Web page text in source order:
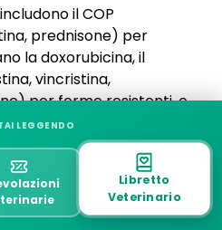
includono il COP
prednisone) per
la doxorubicina, il
vincristina,
per forme resistenti, e
il CHOP-LAsp per linfomi
del protocollo dipende
clinico, condizioni generali
economiche del
LEGGENDO
Libretto
Veterinario